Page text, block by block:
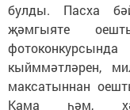
булды. Пасха
җәмгыяте
кыйммәтләрен,
максатыннан
Кама һәм,